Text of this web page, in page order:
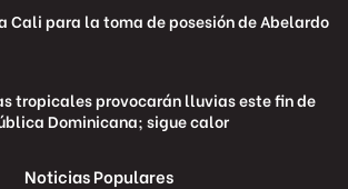
Cali para la toma de posesión de Abelardo
tropicales provocarán lluvias este fin de
Dominicana; sigue calor
Noticias Populares